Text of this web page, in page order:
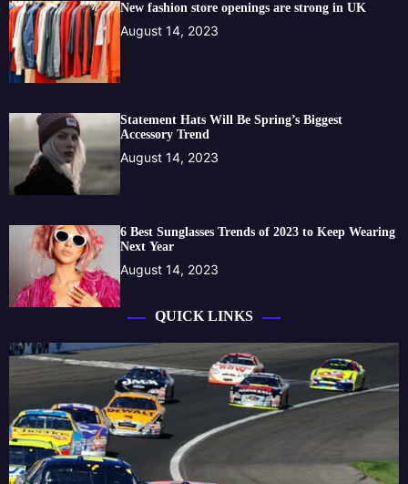
New fashion store openings are strong in UK
August 14, 2023
Statement Hats Will Be Spring’s Biggest
Accessory Trend
August 14, 2023
6 Best Sunglasses Trends of 2023 to Keep Wearing
Next Year
August 14, 2023
QUICK LINKS